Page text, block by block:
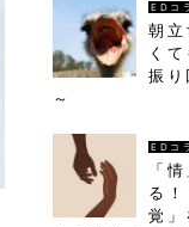
EDコ
朝立
く
振り
～
EDコ
「
る
覚」